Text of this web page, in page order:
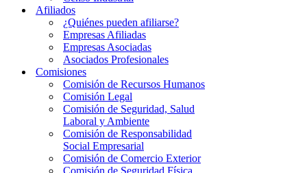
Afiliados
¿Quiénes pueden afiliarse?
Empresas Afiliadas
Empresas Asociadas
Asociados Profesionales
Comisiones
Comisión de Recursos Humanos
Comisión Legal
Comisión de Seguridad, Salud
Laboral y Ambiente
Comisión de Responsabilidad
Social Empresarial
Comisión de Comercio Exterior
Comisión de Seguridad Física